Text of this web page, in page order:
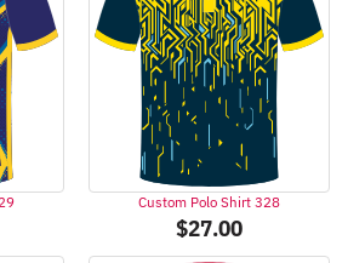
Custom Polo Shirt 328
$27.00